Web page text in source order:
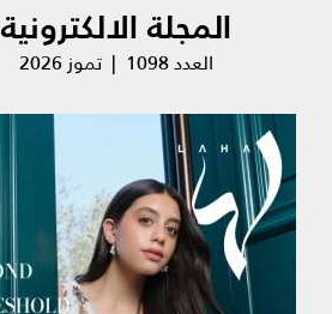
المجلة الالكترونية
العدد 1098 | تموز 2026